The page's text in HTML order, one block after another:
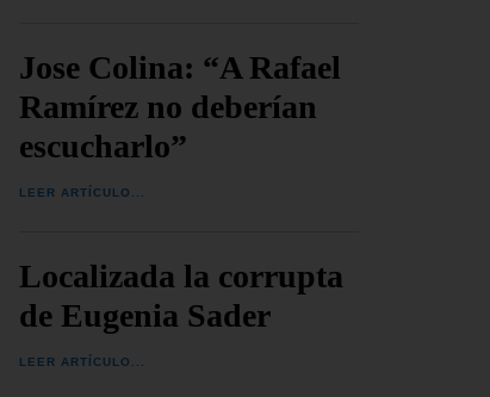
Jose Colina: “A Rafael
Ramírez no deberían
escucharlo”
LEER ARTÍCULO...
Localizada la corrupta
de Eugenia Sader
LEER ARTÍCULO...